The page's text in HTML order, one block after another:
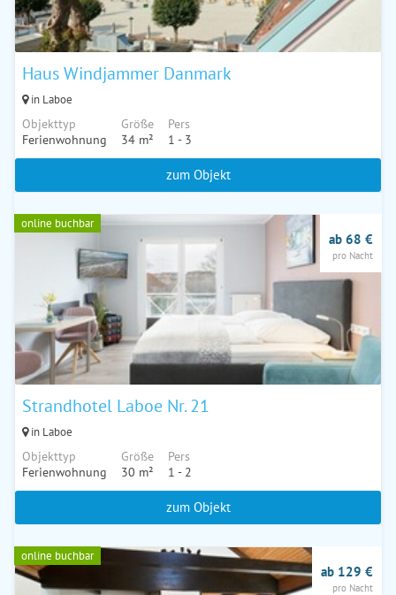
Haus Windjammer Danmark
in Laboe
Objekttyp
Ferienwohnung
Größe
34 m²
Pers
1 - 3
zum Objekt
online buchbar
Strandhotel Laboe Nr. 21
in Laboe
Objekttyp
Ferienwohnung
Größe
30 m²
Pers
1 - 2
ab 68 €
pro Nacht
zum Objekt
online buchbar
ab 129 €
pro Nacht